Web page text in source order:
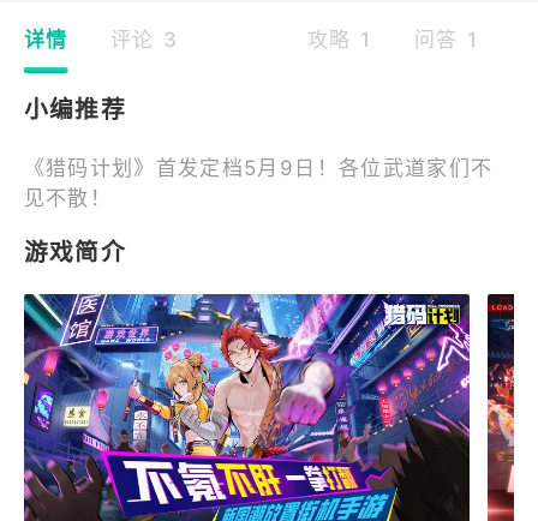
详情 评论 3 攻略 1 问答 1
小编推荐
《猎码计划》首发定档5月9日！各位武道家们不
见不散！
游戏简介